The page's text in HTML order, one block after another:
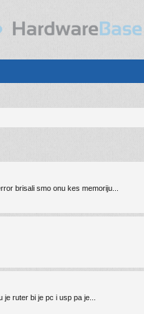
brisali smo onu kes memoriju...
ruter bi je pc i usp pa je...